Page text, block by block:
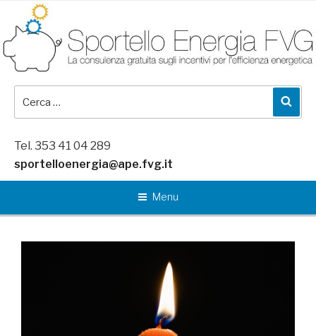
contenuto
Tel. 353 41 04 289
sportelloenergia@ape.fvg.it
Menu